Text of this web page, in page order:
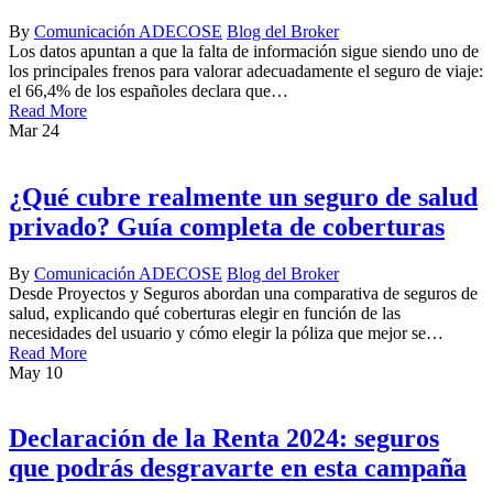
By Comunicación ADECOSE Blog del Broker
Los datos apuntan a que la falta de información sigue siendo uno de
los principales frenos para valorar adecuadamente el seguro de viaje:
el 66,4% de los españoles declara que…
Read More
Mar 24
¿Qué cubre realmente un seguro de salud
privado? Guía completa de coberturas
By Comunicación ADECOSE Blog del Broker
Desde Proyectos y Seguros abordan una comparativa de seguros de
salud, explicando qué coberturas elegir en función de las
necesidades del usuario y cómo elegir la póliza que mejor se…
Read More
May 10
Declaración de la Renta 2024: seguros
que podrás desgravarte en esta campaña